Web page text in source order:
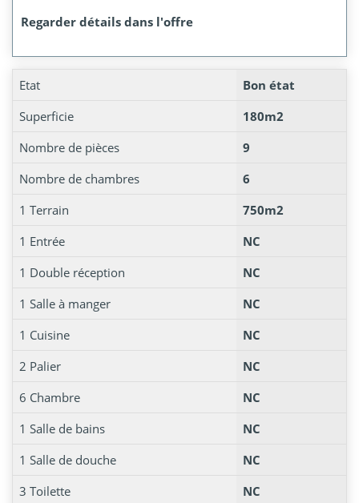
Regarder détails dans l'offre
Etat
Bon état
Superficie
180m2
Nombre de pièces
9
Nombre de chambres
6
1 Terrain
750m2
1 Entrée
NC
1 Double réception
NC
1 Salle à manger
NC
1 Cuisine
NC
2 Palier
NC
6 Chambre
NC
1 Salle de bains
NC
1 Salle de douche
NC
3 Toilette
NC